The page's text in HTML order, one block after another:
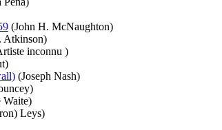
(John H. McNaughton)
Atkinson)
inconnu )
(Joseph Nash)
Waite)
Leys)